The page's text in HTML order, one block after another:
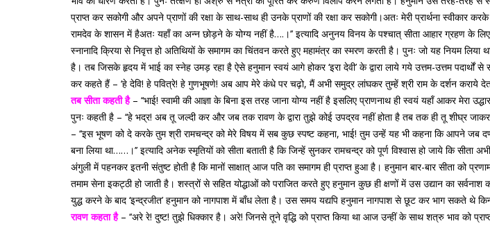
प्राप्त कर सकोगी और अपने प्राणों की रक्षा के साथ-साथ ही उनके प्राणों की रक्षा कर सकोगी।अतः मेरी प्रार्थना
रामदेव के शासन में हैअतः यहाँ का अन्न छोड़ने के योग्य नहीं है….।’’ इत्यादि अनुनय विनय के पश्चात् सीता आहार ग्रहण के
स्नानादि क्रिया से निवृत्त हो अतिथियों के समागम का चिंतवन करते हुए महामंत्र का स्मरण करती है। पुनः जो यह नियम
है। तब जिसके हृदय में भाई का स्नेह उमड़ रहा है ऐसे हनुमान स्वयं आगे होकर ‘इरा देवी’ के द्वारा लाये गये उत्तम-उत्तम
कर कहते हैं – ‘हे देवि! हे पवित्रे! हे गुणभूषणे! अब आप मेरे कंधे पर चढ़ो, मैं अभी समुद्र लांघकर तुम्हें श्री राम के दर्शन कराये
तब सीता कहती है– ‘‘भाई! स्वामी की आज्ञा के बिना इस तरह जाना योग्य नहीं है इसलिए प्राणनाथ ही स्वयं यहाँ आकर मेरा
पुनः कहती है – ‘‘हे भद्र! अब तू जल्दी कर और जब तक रावण के द्वारा तुझे कोई उपद्रव नहीं होता है तब तक ही तू शीघ्र
– ‘‘इस भूषण को दे करके तुम श्री रामचन्द्र को मेरे विषय में सब कुछ स्पष्ट कहना, भाई! तुम उन्हें यह भी कहना कि आपने जब
बना लिया था……।’’ इत्यादि अनेक स्मृतियों को सीता बताती है कि जिन्हें सुनकर रामचन्द्र को पूर्ण विश्वास हो जाये कि
अंगुली में पहनकर इतनी संतुष्ट होती है कि मानों साक्षात् आज पति का समागम ही प्राप्त हुआ है। हनुमान बार-बार सीता
तमाम सेना इकट्ठी हो जाती है। शस्त्रों से सहित योद्धाओं को पराजित करते हुए हनुमान कुछ ही क्षणों में उस उद्यान का
युद्ध करने के बाद ‘इन्द्रजीत’ हनुमान को नागपाश में बाँध लेता है। उस समय यद्यपि हनुमान नागपाश से छूट कर भाग सकते थे
रावण कहता है– ‘‘अरे रे! दुष्ट! तुझे धिक्कार है। अरे! जिनसे तूने वृद्धि को प्राप्त किया था आज उन्हीं के साथ शत्रु भाव को